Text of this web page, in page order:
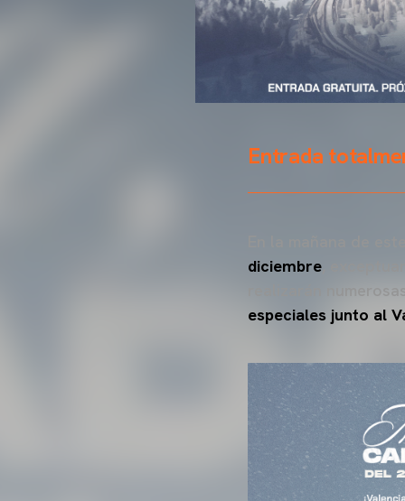
Entrada
diciembre
especiales junto al